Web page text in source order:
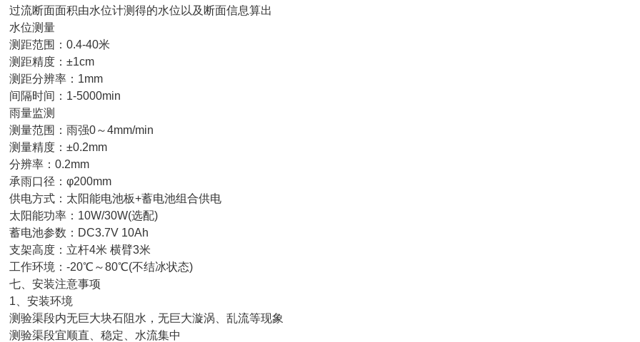
断面面积由水位计测得的水位以及断面信息算出
位测量
范围：0.4-40米
精度：±1cm
分辨率：1mm
时间：1-5000min
量监测
范围：雨强0～4mm/min
精度：±0.2mm
率：0.2mm
口径：φ200mm
方式：太阳能电池板+蓄电池组合供电
能功率：10W/30W(选配)
池参数：DC3.7V 10Ah
高度：立杆4米 横臂3米
环境：-20℃～80℃(不结冰状态)
安装注意事项
安装环境
渠段内无巨大块石阻水，无巨大漩涡、乱流等现象
渠段宜顺直、稳定、水流集中